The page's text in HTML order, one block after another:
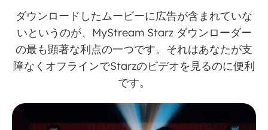
ダウンロードしたムービーに広告が含まれていな
いというのが、MyStream Starz ダウンローダー
の最も顕著な利点の一つです。それはあなたが支
障なくオフラインでStarzのビデオを見るのに便利
です。